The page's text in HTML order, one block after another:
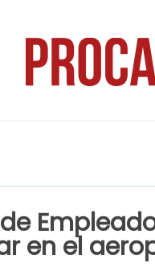
en el